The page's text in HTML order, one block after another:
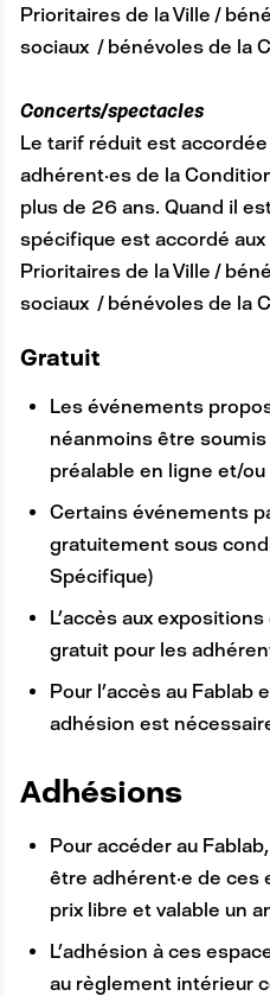
Prioritaires de la Ville /
sociaux / bénévoles de la
Concerts/spectacles
Le tarif réduit est
adhérent·es de la
plus de 26 ans. Quand il
spécifique est accordé
Prioritaires de la Ville /
sociaux / bénévoles de la
Gratuit
Les événements
néanmoins être
préalable en ligne et/ou
Certains événements
gratuitement sous
Spécifique)
L’accès aux
gratuit pour les
Pour l’accès au Fablab
adhésion est
A
Adhésions
Pour accéder au
être adhérent·e de ces
prix libre et valable un
L’adhésion à ces
au règlement intérieur